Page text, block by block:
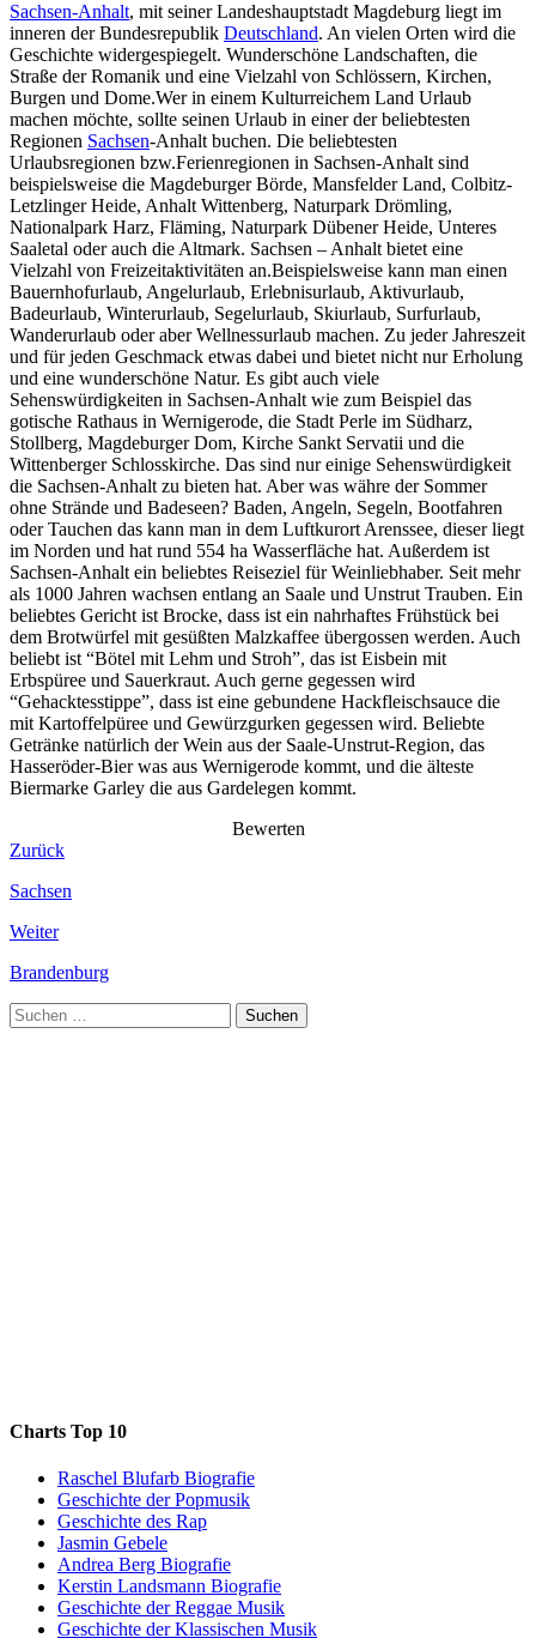
Sachsen-Anhalt, mit seiner Landeshauptstadt Magdeburg liegt im
inneren der Bundesrepublik Deutschland. An vielen Orten wird die
Geschichte widergespiegelt. Wunderschöne Landschaften, die
Straße der Romanik und eine Vielzahl von Schlössern, Kirchen,
Burgen und Dome.Wer in einem Kulturreichem Land Urlaub
machen möchte, sollte seinen Urlaub in einer der beliebtesten
Regionen Sachsen-Anhalt buchen. Die beliebtesten
Urlaubsregionen bzw.Ferienregionen in Sachsen-Anhalt sind
beispielsweise die Magdeburger Börde, Mansfelder Land, Colbitz-
Letzlinger Heide, Anhalt Wittenberg, Naturpark Drömling,
Nationalpark Harz, Fläming, Naturpark Dübener Heide, Unteres
Saaletal oder auch die Altmark. Sachsen – Anhalt bietet eine
Vielzahl von Freizeitaktivitäten an.Beispielsweise kann man einen
Bauernhofurlaub, Angelurlaub, Erlebnisurlaub, Aktivurlaub,
Badeurlaub, Winterurlaub, Segelurlaub, Skiurlaub, Surfurlaub,
Wanderurlaub oder aber Wellnessurlaub machen. Zu jeder Jahreszeit
und für jeden Geschmack etwas dabei und bietet nicht nur Erholung
und eine wunderschöne Natur. Es gibt auch viele
Sehenswürdigkeiten in Sachsen-Anhalt wie zum Beispiel das
gotische Rathaus in Wernigerode, die Stadt Perle im Südharz,
Stollberg, Magdeburger Dom, Kirche Sankt Servatii und die
Wittenberger Schlosskirche. Das sind nur einige Sehenswürdigkeit
die Sachsen-Anhalt zu bieten hat. Aber was währe der Sommer
ohne Strände und Badeseen? Baden, Angeln, Segeln, Bootfahren
oder Tauchen das kann man in dem Luftkurort Arenssee, dieser liegt
im Norden und hat rund 554 ha Wasserfläche hat. Außerdem ist
Sachsen-Anhalt ein beliebtes Reiseziel für Weinliebhaber. Seit mehr
als 1000 Jahren wachsen entlang an Saale und Unstrut Trauben. Ein
beliebtes Gericht ist Brocke, dass ist ein nahrhaftes Frühstück bei
dem Brotwürfel mit gesüßten Malzkaffee übergossen werden. Auch
beliebt ist “Bötel mit Lehm und Stroh”, das ist Eisbein mit
Erbspüree und Sauerkraut. Auch gerne gegessen wird
“Gehacktesstippe”, dass ist eine gebundene Hackfleischsauce die
mit Kartoffelpüree und Gewürzgurken gegessen wird. Beliebte
Getränke natürlich der Wein aus der Saale-Unstrut-Region, das
Hasseröder-Bier was aus Wernigerode kommt, und die älteste
Biermarke Garley die aus Gardelegen kommt.
Bewerten
Zurück
Sachsen
Weiter
Brandenburg
Suchen
nach:
Charts Top 10
Raschel Blufarb Biografie
Geschichte der Popmusik
Geschichte des Rap
Jasmin Gebele
Andrea Berg Biografie
Kerstin Landsmann Biografie
Geschichte der Reggae Musik
Geschichte der Klassischen Musik